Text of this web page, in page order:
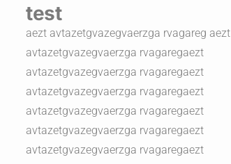
test
aezt avtazetgvazegvaerzga rvagareg aezt
avtazetgvazegvaerzga rvagaregaezt
avtazetgvazegvaerzga rvagaregaezt
avtazetgvazegvaerzga rvagaregaezt
avtazetgvazegvaerzga rvagaregaezt
avtazetgvazegvaerzga rvagaregaezt
avtazetgvazegvaerzga rvagaregaezt